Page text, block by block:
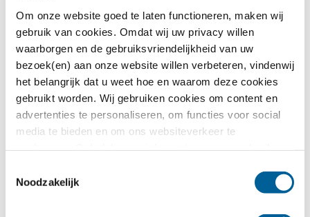
Om onze website goed te laten functioneren, maken wij
gebruik van cookies. Omdat wij uw privacy willen
waarborgen en de gebruiksvriendelijkheid van uw
bezoek(en) aan onze website willen verbeteren, vindenwij
het belangrijk dat u weet hoe en waarom deze cookies
gebruikt worden. Wij gebruiken cookies om content en
advertenties te personaliseren, om functies voor social
media te bieden en om ons websiteverkeer te
adverteren en analyse. Deze partners kunnen deze
gegevens combineren met andere informatie die u aan ze
heeft verstrekt of die ze hebben verzameld op basis van
Noodzakelijk
19-05-2026
Let it snow! Let it snow! Let it snow!
Voor 21 passagiers gaat het om een claim uit januari. Hun
gemaakte kosten voor verzorging worden namelijk